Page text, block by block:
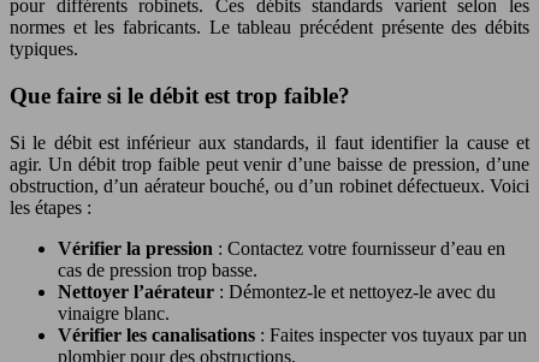
pour différents robinets. Ces débits standards varient selon les
normes et les fabricants. Le tableau précédent présente des débits
typiques.
Que faire si le débit est trop faible?
Si le débit est inférieur aux standards, il faut identifier la cause et
agir. Un débit trop faible peut venir d’une baisse de pression, d’une
obstruction, d’un aérateur bouché, ou d’un robinet défectueux. Voici
les étapes :
Vérifier la pression : Contactez votre fournisseur d’eau en
cas de pression trop basse.
Nettoyer l’aérateur : Démontez-le et nettoyez-le avec du
vinaigre blanc.
Vérifier les canalisations : Faites inspecter vos tuyaux par un
plombier pour des obstructions.